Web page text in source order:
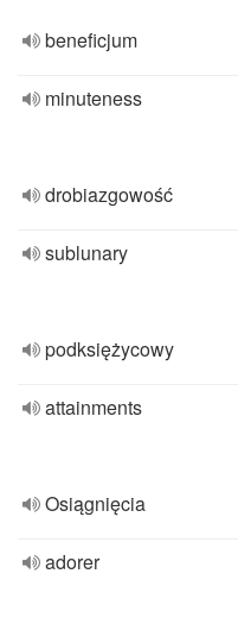
beneficjum
minuteness
drobiazgowość
sublunary
podksiężycowy
attainments
Osiągnięcia
adorer